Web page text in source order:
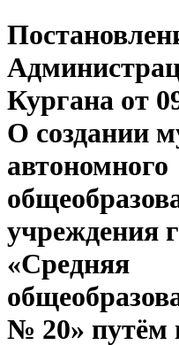
Кургана от
О создании
автономного
учреждения
«Средняя
№ 20» путём